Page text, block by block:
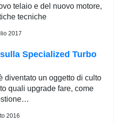
telaio e del nuovo motore,
tecniche
2017
Specialized Turbo
diventato un oggetto di culto
quali upgrade fare, come
2016